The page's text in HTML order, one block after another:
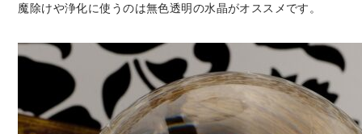
魔除けや浄化に使うのは無色透明の水晶がオススメです。